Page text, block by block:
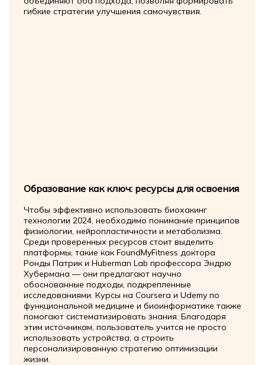
гибкие стратегии улучшения самочувствия.
Образование как ключ: ресурсы для освоения
Чтобы эффективно использовать биохакинг
технологии 2024, необходимо понимание принципов
физиологии, нейропластичности и метаболизма.
Среди проверенных ресурсов стоит выделить
платформы, такие как FoundMyFitness доктора
Ронды Патрик и Huberman Lab профессора Эндрю
Хубермана — они предлагают научно
обоснованные подходы, подкрепленные
исследованиями. Курсы на Coursera и Udemy по
функциональной медицине и биоинформатике также
помогают систематизировать знания. Благодаря
этим источникам, пользователь учится не просто
использовать устройства, а строить
персонализированную стратегию оптимизации
жизни.